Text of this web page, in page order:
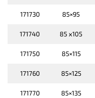
171730 85×95
171740 85 x105
171750 85×115
171760 85×125
171770 85×135